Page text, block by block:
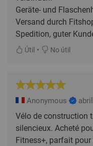
Geräte- und
Versand durch
Spedition, guter
Útil • No útil
Anonymous
Vélo de construction
silencieux. Acheté
Fitness+, parfait pour